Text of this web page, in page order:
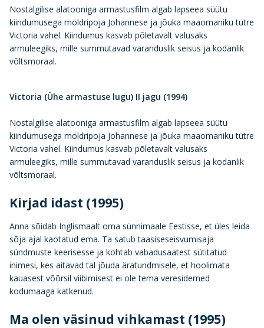
Nostalgilise alatooniga armastusfilm algab lapseea süütu
kiindumusega möldripoja Johannese ja jõuka maaomaniku tütre
Victoria vahel. Kiindumus kasvab põletavalt valusaks
armuleegiks, mille summutavad varanduslik seisus ja kodanlik
võltsmoraal.
Victoria (Ühe armastuse lugu) II jagu (1994)
Nostalgilise alatooniga armastusfilm algab lapseea süütu
kiindumusega möldripoja Johannese ja jõuka maaomaniku tütre
Victoria vahel. Kiindumus kasvab põletavalt valusaks
armuleegiks, mille summutavad varanduslik seisus ja kodanlik
võltsmoraal.
Kirjad idast (1995)
Anna sõidab Inglismaalt oma sünnimaale Eestisse, et üles leida
sõja ajal kaotatud ema. Ta satub taasiseseisvumisaja
sündmuste keerisesse ja kohtab vabadusaatest sütitatud
inimesi, kes aitavad tal jõuda äratundmisele, et hoolimata
kauasest võõrsil viibimisest ei ole tema veresidemed
kodumaaga katkenud.
Ma olen väsinud vihkamast (1995)